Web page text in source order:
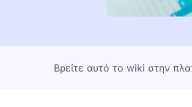
Βρείτε αυτό το wiki στην